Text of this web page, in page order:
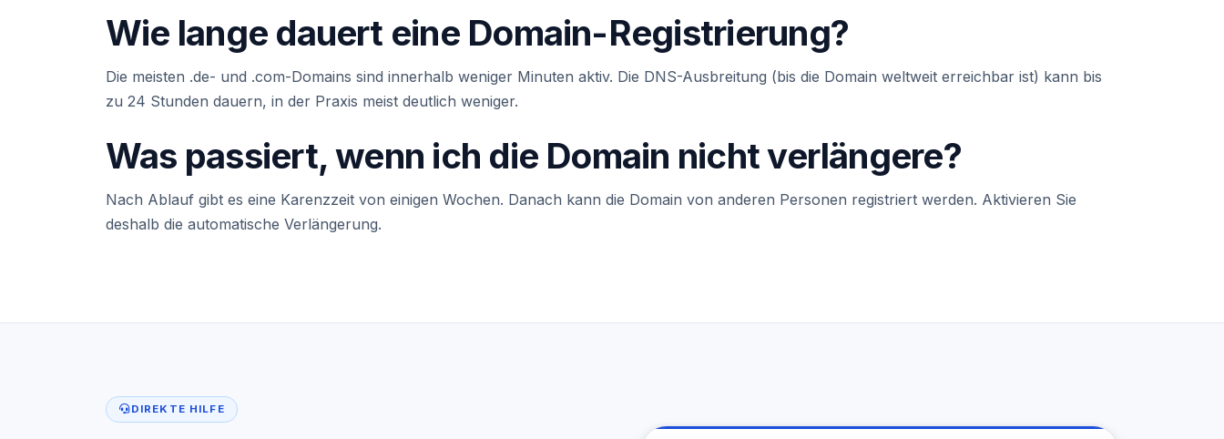
Wie lange dauert eine Domain-Registrierung?
Die meisten .de- und .com-Domains sind innerhalb weniger Minuten aktiv. Die DNS-Ausbreitung (bis die Domain weltweit erreichbar ist) kann bis
zu 24 Stunden dauern, in der Praxis meist deutlich weniger.
Was passiert, wenn ich die Domain nicht verlängere?
Nach Ablauf gibt es eine Karenzzeit von einigen Wochen. Danach kann die Domain von anderen Personen registriert werden. Aktivieren Sie
deshalb die automatische Verlängerung.
DIREKTE HILFE